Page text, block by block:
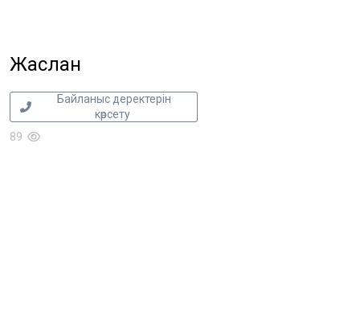
Жаслан
Байланыс деректерін
көрсету
89